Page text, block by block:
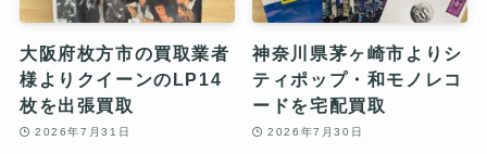
大阪府枚方市の買取業者
様よりクイーンのLP14
枚を出張買取
2026年7月31日
神奈川県茅ヶ崎市よりシ
ティポップ・和モノレコ
ードを宅配買取
2026年7月30日